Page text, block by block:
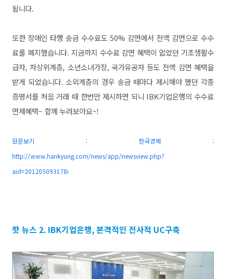
됩니다.
또한 장애인 타행 송금 수수료도 50% 감면에서 전액 감면으로 수수
료를 폐지했습니다. 지금까지 수수료 감면 혜택이 없었던 기초생활수
급자, 차상위계층, 소년소녀가장, 국가유공자 등도 전액 감면 혜택을
받게 되었습니다. 소외계층의 경우 송금 때마다 제시해야 했던 각종
증명서를 처음 거래 때 한번만 제시하면 되니 IBK기업은행의 수수료
면제혜택~ 함께누려보아요~!
원문보기 : 한국경제 :
http://www.hankyung.com/news/app/newsview.php?
aid=201205093178i
핫 뉴스 2. IBK기업은행, 본격적인 전사적 UC구축